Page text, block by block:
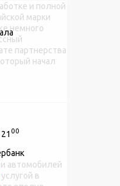
и полной
марки
немного
партнерства
начал
автомобилей
в
00